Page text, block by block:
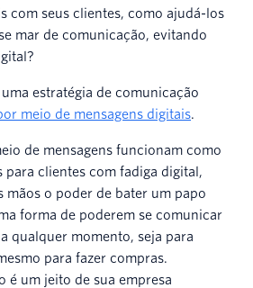
com seus clientes, como ajudá-los
mar de comunicação, evitando
estratégia de comunicação
meio de mensagens digitais.
de mensagens funcionam como
para clientes com fadiga digital,
mãos o poder de bater um papo
forma de poderem se comunicar
qualquer momento, seja para
para fazer compras.
é um jeito de sua empresa